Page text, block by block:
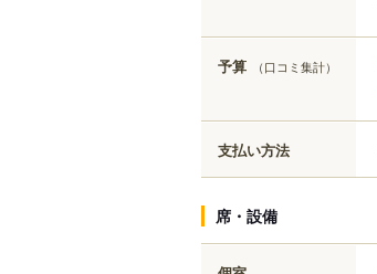
予算 （口コミ集計）
支払い方法
席・設備